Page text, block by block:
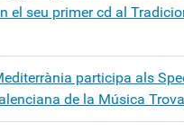
el seu primer cd al
participa als
de la Música